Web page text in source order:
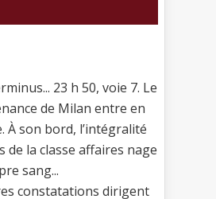
23 h 50, voie 7. Le
de Milan entre en
À son bord, l’intégralité
de la classe affaires nage
sang...
constatations dirigent